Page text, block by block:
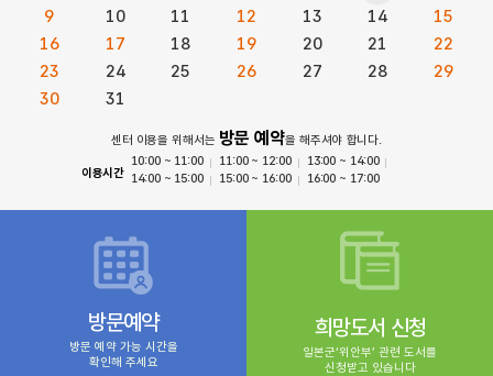
방문예약
방문 예약 가능 시간을
확인해 주세요
희망도서 신청
일본군‘위안부’ 관련 도서를
신청받고 있습니다
9
10 11 12 13 14
15
16
17 18 19 20 21
22
23
24 25 26 27 28
29
30
31
센터 이용을 위해서는 방문 예약을 해주셔야 합니다.
이용시간
10:00 ~ 11:00 11:00 ~ 12:00
13:00 ~ 14:00
14:00 ~ 15:00
15:00 ~ 16:00 16:00 ~ 17:00